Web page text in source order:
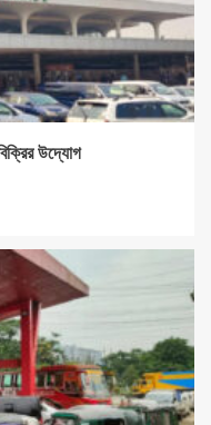
উদ্যোগ